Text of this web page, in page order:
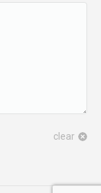
clear